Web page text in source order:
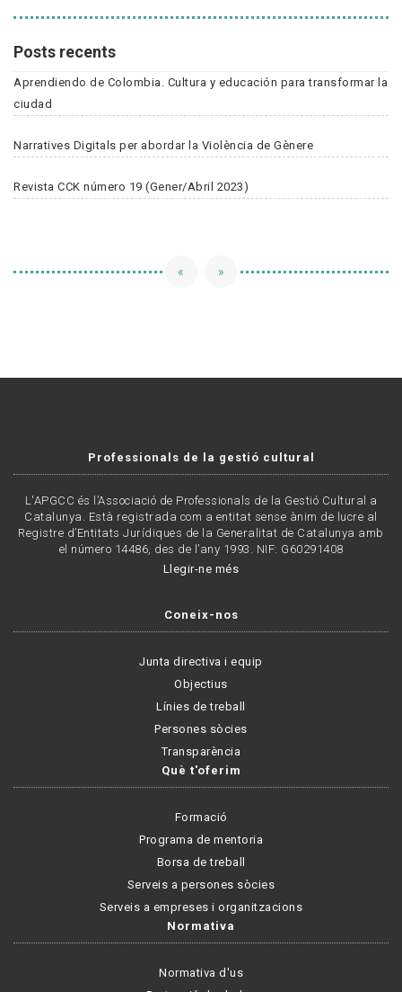
Posts recents
Aprendiendo de Colombia. Cultura y educación para transformar la
ciudad
Narratives Digitals per abordar la Violència de Gènere
Revista CCK número 19 (Gener/Abril 2023)
« »
Professionals de la gestió cultural
L'APGCC és l’Associació de Professionals de la Gestió Cultural a
Catalunya. Està registrada com a entitat sense ànim de lucre al
Registre d’Entitats Jurídiques de la Generalitat de Catalunya amb
el número 14486, des de l’any 1993. NIF: G60291408
Llegir-ne més
Coneix-nos
Junta directiva i equip
Objectius
Línies de treball
Persones sòcies
Transparència
Què t'oferim
Formació
Programa de mentoria
Borsa de treball
Serveis a persones sòcies
Serveis a empreses i organitzacions
Normativa
Normativa d'us